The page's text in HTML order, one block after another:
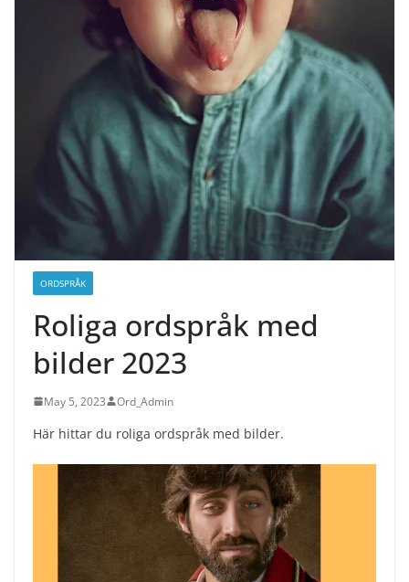
ORDSPRÅK
Roliga ordspråk med
bilder 2023
May 5, 2023 Ord_Admin
Här hittar du roliga ordspråk med bilder.